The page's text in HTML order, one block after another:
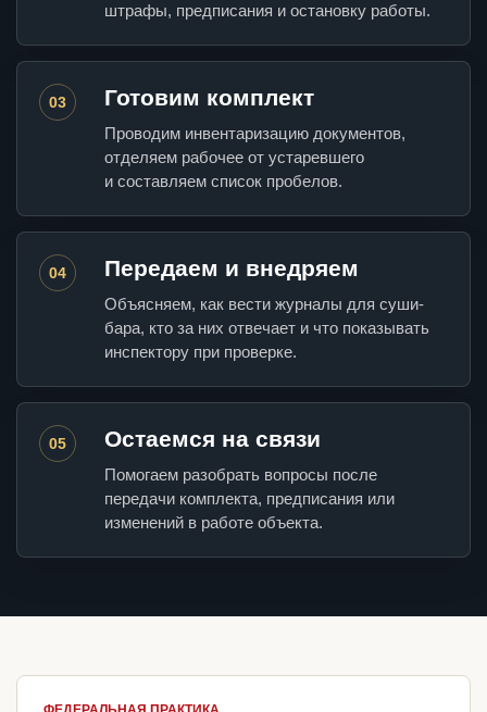
штрафы, предписания и остановку работы.
03 Готовим комплект
Проводим инвентаризацию документов,
отделяем рабочее от устаревшего
и составляем список пробелов.
04 Передаем и внедряем
Объясняем, как вести журналы для суши-
бара, кто за них отвечает и что показывать
инспектору при проверке.
05 Остаемся на связи
Помогаем разобрать вопросы после
передачи комплекта, предписания или
изменений в работе объекта.